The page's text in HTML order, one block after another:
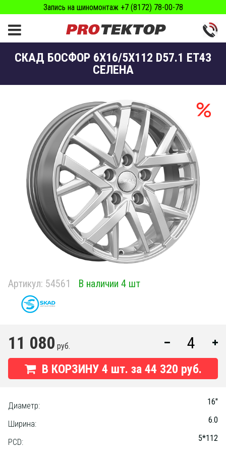
Запись на шиномонтаж +7 (8172) 78-00-78
СКАД БОСФОР 6X16/5X112 D57.1 ET43
СЕЛЕНА
Артикул: 54561 В наличии 4 шт
11 080 руб.
В КОРЗИНУ 4 шт. за 44 320 руб.
Диаметр: 16"
Ширина: 6.0
PCD:
5*112